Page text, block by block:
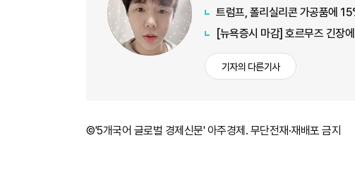
트럼프, 폴리실리콘 가공품에
[뉴욕증시 마감] 호르무즈 긴
기자의 다른기사
©'5개국어 글로벌 경제신문' 아주경제. 무단전재·재배포 금지